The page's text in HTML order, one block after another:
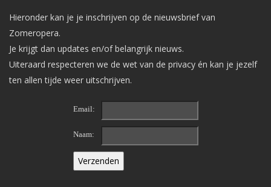
Hieronder kan je je inschrijven op de nieuwsbrief van
Zomeropera.
Je krijgt dan updates en/of belangrijk nieuws.
Uiteraard respecteren we de wet van de privacy én kan je jezelf
ten allen tijde weer uitschrijven.
Email:
Naam: